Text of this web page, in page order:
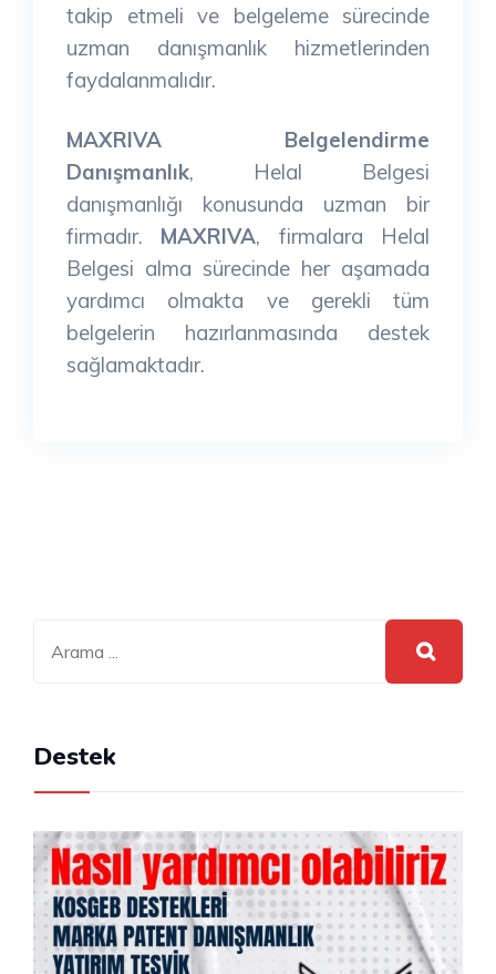
takip etmeli ve belgeleme sürecinde
uzman danışmanlık hizmetlerinden
faydalanmalıdır.
MAXRIVA Belgelendirme
Danışmanlık, Helal Belgesi
danışmanlığı konusunda uzman bir
firmadır. MAXRIVA, firmalara Helal
Belgesi alma sürecinde her aşamada
yardımcı olmakta ve gerekli tüm
belgelerin hazırlanmasında destek
sağlamaktadır.
Destek